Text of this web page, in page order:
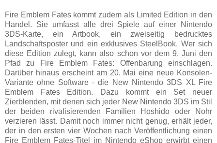
Fire Emblem Fates kommt zudem als Limited Edition in den
Handel. Sie umfasst alle drei Spiele auf einer Nintendo
3DS-Karte, ein Artbook, ein zweiseitig bedrucktes
Landschaftsposter und ein exklusives SteelBook. Wer sich
diese Edition zulegt, kann also schon vor dem 9. Juni den
Pfad zu Fire Emblem Fates: Offenbarung einschlagen.
Darüber hinaus erscheint am 20. Mai eine neue Konsolen-
Variante ohne Software - die New Nintendo 3DS XL Fire
Emblem Fates Edition. Dazu kommt ein Set neuer
Zierblenden, mit denen sich jeder New Nintendo 3DS im Stil
der beiden rivalisierenden Familien Hoshido oder Nohr
verzieren lässt. Damit noch immer nicht genug, erhält jeder,
der in den ersten vier Wochen nach Veröffentlichung einen
Fire Emblem Fates-Titel im Nintendo eShop erwirbt einen